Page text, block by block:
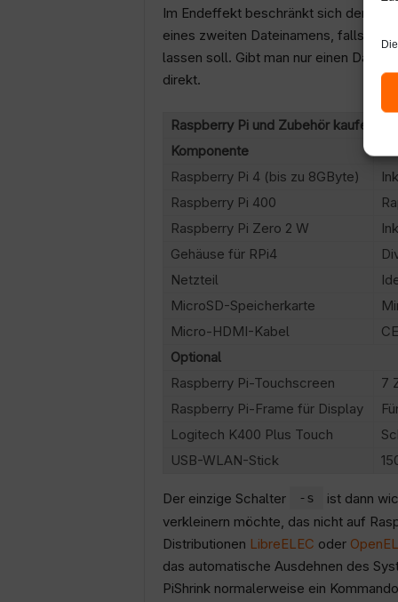
Im Endeffekt beschränkt sich der
eines zweiten Dateinamens, falls
lassen soll. Gibt man nur einen
direkt.
Raspberry Pi und Zubehör kaufen
Komponente
Raspberry Pi 4 (bis zu 8GByte)
Raspberry Pi 400
Raspberry Pi Zero 2 W
Gehäuse für RPi4
Netzteil
MicroSD-Speicherkarte
Micro-HDMI-Kabel
Optional
Raspberry Pi-Touchscreen
7
Raspberry Pi-Frame für Display
Logitech K400 Plus Touch
USB-WLAN-Stick
Der einzige Schalter -s
ist dann
verkleinern möchte, das nicht auf
Distributionen LibreELEC oder
das automatische Ausdehnen des
PiShrink normalerweise ein